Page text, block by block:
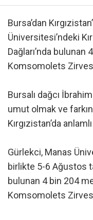
Bursa’dan
Üniversitesi’ndeki
Dağları’nda
Komsomolets
Bursalı dağcı
umut olmak ve
Kırgızistan’da
Gürlekci, Manas
birlikte 5-6 Ağustos
bulunan 4 bin 204
Komsomolets